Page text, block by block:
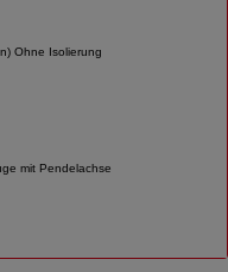
Ohne Isolierung
mit Pendelachse